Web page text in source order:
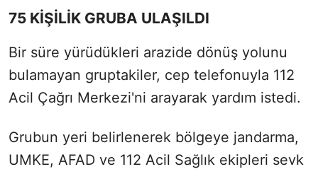
75 KİŞİLİK GRUBA ULAŞILDI
Bir süre yürüdükleri arazide dönüş yolunu
bulamayan gruptakiler, cep telefonuyla 112
Acil Çağrı Merkezi'ni arayarak yardım istedi.
Grubun yeri belirlenerek bölgeye jandarma,
UMKE, AFAD ve 112 Acil Sağlık ekipleri sevk